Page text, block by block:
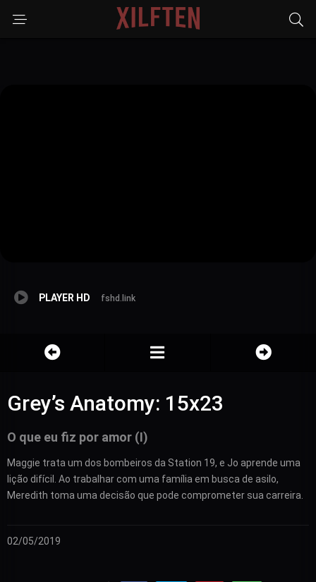
PLAYER HD fshd.link
Grey’s Anatomy: 15x23
O que eu fiz por amor (I)
Maggie trata um dos bombeiros da Station 19, e Jo aprende uma
lição difícil. Ao trabalhar com uma família em busca de asilo,
Meredith toma uma decisão que pode comprometer sua carreira.
02/05/2019